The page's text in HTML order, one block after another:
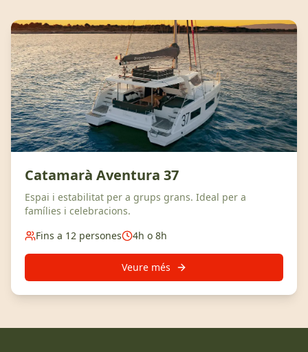
Catamarà Aventura 37
Espai i estabilitat per a grups grans. Ideal per a
famílies i celebracions.
Fins a 12 persones
4h o 8h
Veure més